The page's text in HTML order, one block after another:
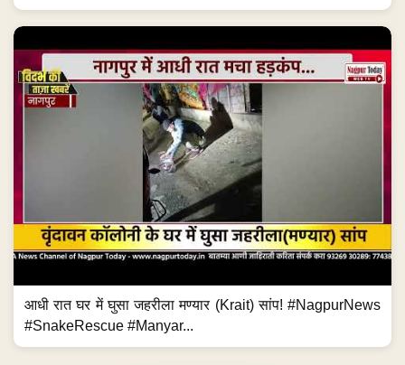
आधी रात घर में घुसा जहरीला मण्यार (Krait) सांप! #NagpurNews
#SnakeRescue #Manyar...